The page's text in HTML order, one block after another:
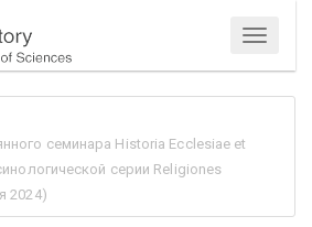
Menu
семинара Historia Ecclesiae et
серии Religiones
2024)